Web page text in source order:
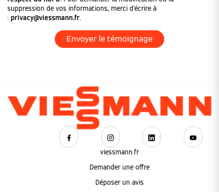
suppression de vos informations, merci d'écrire à
: privacy@viessmann.fr.
viessmann.fr
Demander une offre
Déposer un avis